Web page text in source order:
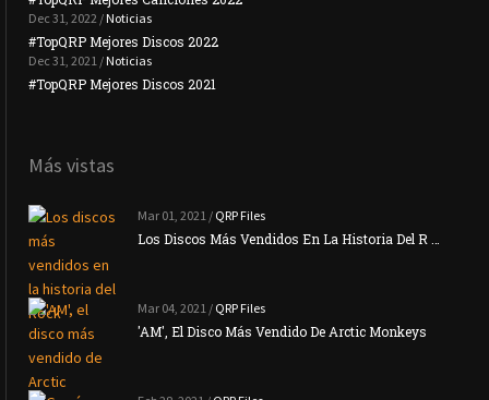
Dec 31, 2022 / Noticias
#TopQRP Mejores Discos 2022
Dec 31, 2021 / Noticias
#TopQRP Mejores Discos 2021
Más vistas
Mar 01, 2021 / QRP Files
Los Discos Más Vendidos En La Historia Del R …
Mar 04, 2021 / QRP Files
'AM', El Disco Más Vendido De Arctic Monkeys